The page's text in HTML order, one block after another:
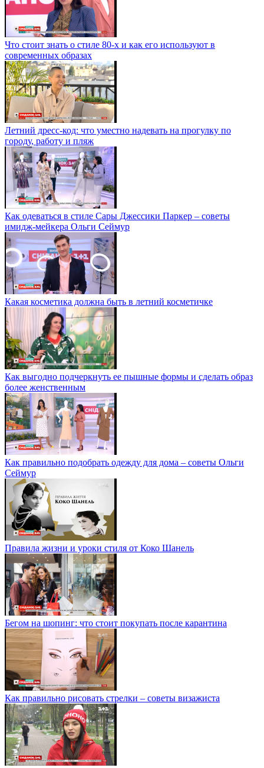
Что стоит знать о стиле 80-х и как его используют в
современных образах
Летний дресс-код: что уместно надевать на прогулку по
городу, работу и пляж
Как одеваться в стиле Сары Джессики Паркер – советы
имидж-мейкера Ольги Сеймур
Какая косметика должна быть в летний косметичке
Как выгодно подчеркнуть ее пышные формы и сделать образ
более женственным
Как правильно подобрать одежду для дома – советы Ольги
Сеймур
Правила жизни и уроки стиля от Коко Шанель
Бегом на шопинг: что стоит покупать после карантина
Как правильно рисовать стрелки – советы визажиста